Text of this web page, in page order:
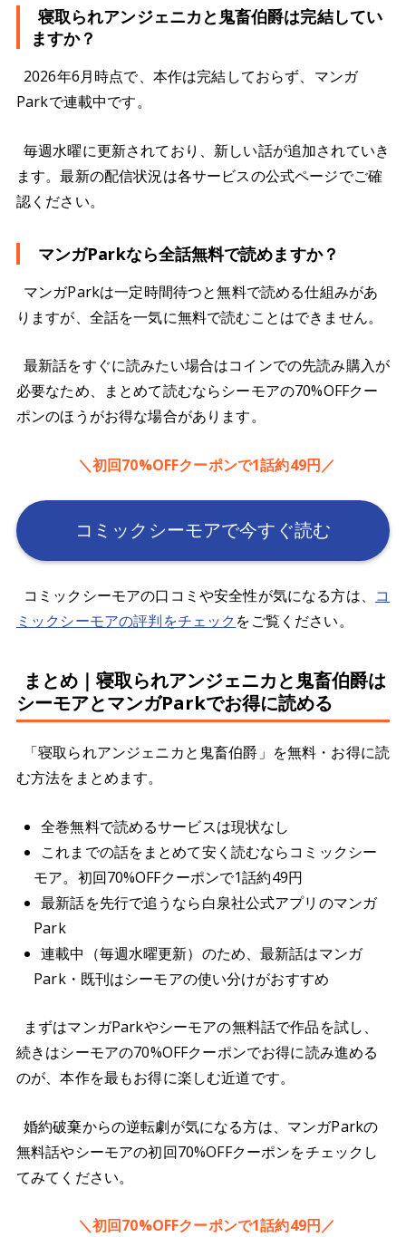
寝取られアンジェニカと鬼畜伯爵は完結してい
ますか？
2026年6月時点で、本作は完結しておらず、マンガ
Parkで連載中です。
毎週水曜に更新されており、新しい話が追加されていき
ます。最新の配信状況は各サービスの公式ページでご確
認ください。
マンガParkなら全話無料で読めますか？
マンガParkは一定時間待つと無料で読める仕組みがあ
りますが、全話を一気に無料で読むことはできません。
最新話をすぐに読みたい場合はコインでの先読み購入が
必要なため、まとめて読むならシーモアの70%OFFクー
ポンのほうがお得な場合があります。
＼初回70%OFFクーポンで1話約49円／
コミックシーモアで今すぐ読む
コミックシーモアの口コミや安全性が気になる方は、 コ
ミックシーモアの評判をチェック をご覧ください。
まとめ｜寝取られアンジェニカと鬼畜伯爵は
シーモアとマンガParkでお得に読める
「寝取られアンジェニカと鬼畜伯爵」を無料・お得に読
む方法をまとめます。
全巻無料で読めるサービスは現状なし
これまでの話をまとめて安く読むならコミックシー
モア。初回70%OFFクーポンで1話約49円
最新話を先行で追うなら白泉社公式アプリのマンガ
Park
連載中（毎週水曜更新）のため、最新話はマンガ
Park・既刊はシーモアの使い分けがおすすめ
まずはマンガParkやシーモアの無料話で作品を試し、
続きはシーモアの70%OFFクーポンでお得に読み進める
のが、本作を最もお得に楽しむ近道です。
婚約破棄からの逆転劇が気になる方は、マンガParkの
無料話やシーモアの初回70%OFFクーポンをチェックし
てみてください。
＼初回70%OFFクーポンで1話約49円／